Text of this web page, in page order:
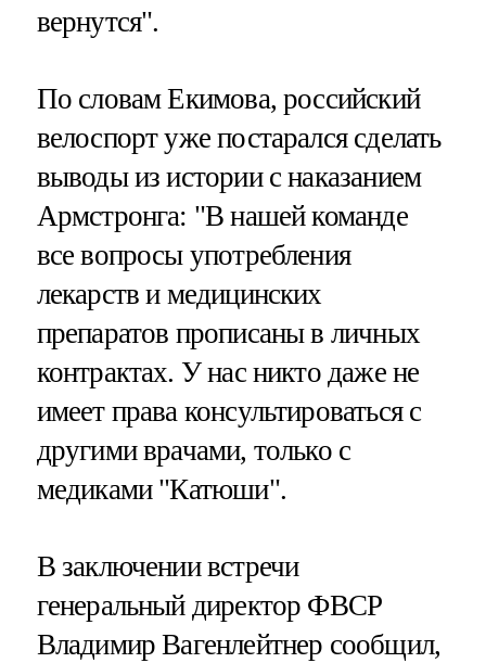
вернутся".
По словам Екимова, российский
велоспорт уже постарался сделать
выводы из истории с наказанием
Армстронга: "В нашей команде
все вопросы употребления
лекарств и медицинских
препаратов прописаны в личных
контрактах. У нас никто даже не
имеет права консультироваться с
другими врачами, только с
медиками "Катюши".
В заключении встречи
генеральный директор ФВСР
Владимир Вагенлейтнер сообщил,